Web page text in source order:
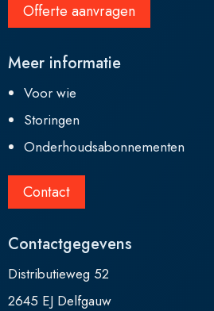
Offerte aanvragen
Meer informatie
Voor wie
Storingen
Onderhoudsabonnementen
Contact
Contactgegevens
Distributieweg 52
2645 EJ Delfgauw